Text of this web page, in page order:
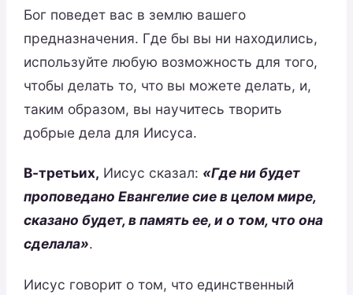
Бог поведет вас в землю вашего
предназначения. Где бы вы ни находились,
используйте любую возможность для того,
чтобы делать то, что вы можете делать, и,
таким образом, вы научитесь творить
добрые дела для Иисуса.
В-третьих, Иисус сказал: «Где ни будет
проповедано Евангелие сие в целом мире,
сказано будет, в память ее, и о том, что она
сделала».
Иисус говорит о том, что единственный